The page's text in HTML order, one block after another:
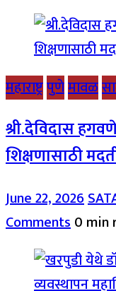
महाराष्ट्रपुणेमावळ
श्री.देविदास हगवणे
शिक्षणासाठी
June 22, 2026
Comments0 min